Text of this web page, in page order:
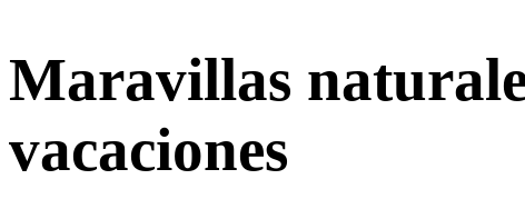
Maravillas
vacaciones